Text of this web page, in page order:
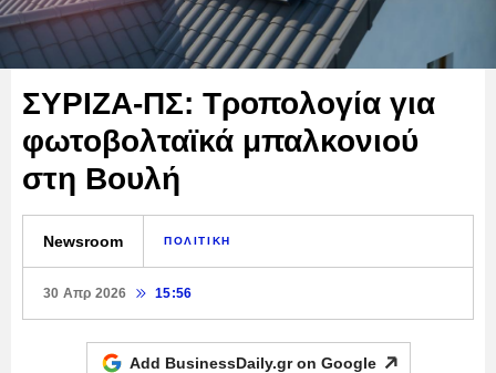
ΣΥΡΙΖΑ-ΠΣ: Τροπολογία για
φωτοβολταϊκά μπαλκονιού
στη Βουλή
Newsroom ΠΟΛΙΤΙΚΗ
30 Απρ 2026 15:56
Add BusinessDaily.gr on Google